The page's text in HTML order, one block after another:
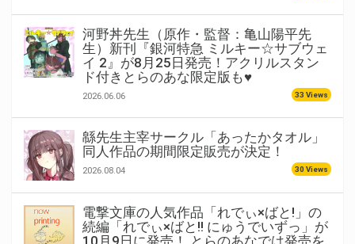
河野丼先生（原作・監督：亀山陽平先
生）新刊『銀河特急 ミルキー☆サブウェ
イ 2』が8月25日発売！アクリルスタン
ド付きとらのあな限定版も♥
2026.06.06 33 Views
緜先生主宰サークル「あったかタオル」
同人作品の期間限定販売が決定！
2026.08.04 30 Views
電撃文庫の人気作品「れでぃ×ばと!」の
続編「れでぃ×ばと!! にゅうでいずっ」が